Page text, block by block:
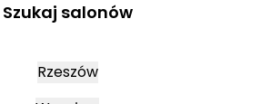
Szukaj salonów
Rzeszów